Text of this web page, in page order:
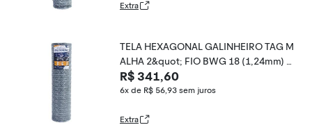
Extra
TELA HEXAGONAL GALINHEIRO TAG M
ALHA 2&quot; FIO BWG 18 (1,24mm) R
L 50X0,6m
R$ 341,60
6x de R$ 56,93 sem juros
Extra